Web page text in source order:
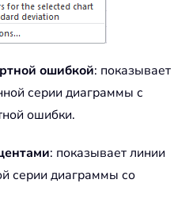
ошибкой: показывает
серии диаграммы с
ошибки.
: показывает линии
серии диаграммы со